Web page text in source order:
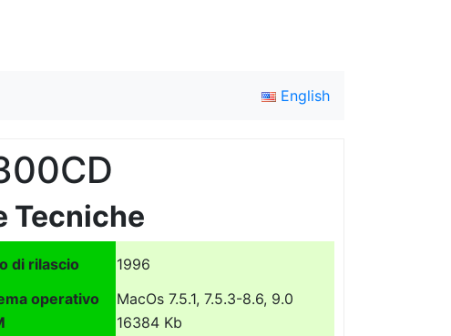
English
Tecniche
di rilascio
1996
operativo
MacOs 7.5.1, 7.5.3-8.6, 9.0
16384 Kb